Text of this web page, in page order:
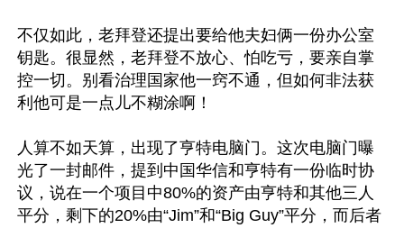
不仅如此，老拜登还提出要给他夫妇俩一份办公室
钥匙。很显然，老拜登不放心、怕吃亏，要亲自掌
控一切。别看治理国家他一窍不通，但如何非法获
利他可是一点儿不糊涂啊！
人算不如天算，出现了亨特电脑门。这次电脑门曝
光了一封邮件，提到中国华信和亨特有一份临时协
议，说在一个项目中80%的资产由亨特和其他三人
平分，剩下的20%由“Jim”和“Big Guy”平分，而后者